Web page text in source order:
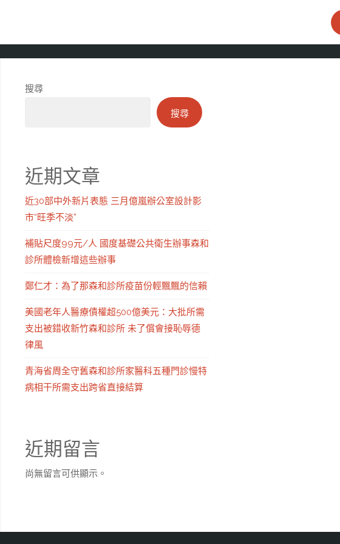
搜尋
搜尋
近期文章
近30部中外新片表態 三月億嵐辦公室設計影
市“旺季不淡”
補貼尺度99元/人 國度基礎公共衛生辦事森和
診所體檢新增這些辦事
鄭仁才：為了那森和診所疫苗份輕飄飄的信賴
美國老年人醫療債權超500億美元：大批所需
支出被錯收新竹森和診所 未了償會接恥辱德
律風
青海省周全守舊森和診所家醫科五種門診慢特
病相干所需支出跨省直接結算
近期留言
尚無留言可供顯示。